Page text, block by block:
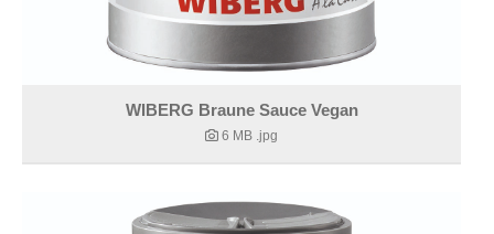
WIBERG Braune Sauce Vegan
6 MB .jpg